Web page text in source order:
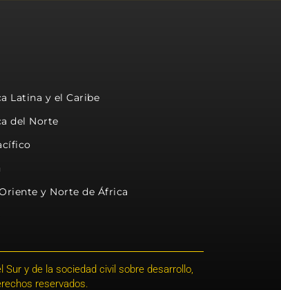
Latina y el Caribe
del Norte
y Norte de África
y de la sociedad civil sobre desarrollo,
reservados.